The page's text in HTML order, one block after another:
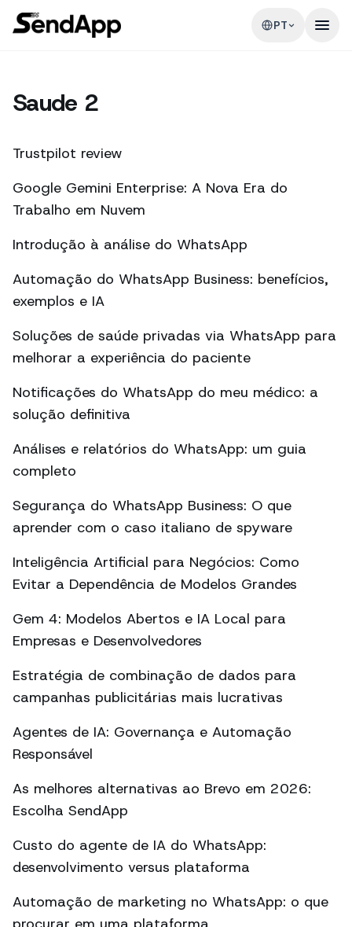
PT
Saude 2
Trustpilot review
Google Gemini Enterprise: A Nova Era do
Trabalho em Nuvem
Introdução à análise do WhatsApp
Automação do WhatsApp Business: benefícios,
exemplos e IA
Soluções de saúde privadas via WhatsApp para
melhorar a experiência do paciente
Notificações do WhatsApp do meu médico: a
solução definitiva
Análises e relatórios do WhatsApp: um guia
completo
Segurança do WhatsApp Business: O que
aprender com o caso italiano de spyware
Inteligência Artificial para Negócios: Como
Evitar a Dependência de Modelos Grandes
Gem 4: Modelos Abertos e IA Local para
Empresas e Desenvolvedores
Estratégia de combinação de dados para
campanhas publicitárias mais lucrativas
Agentes de IA: Governança e Automação
Responsável
As melhores alternativas ao Brevo em 2026:
Escolha SendApp
Custo do agente de IA do WhatsApp:
desenvolvimento versus plataforma
Automação de marketing no WhatsApp: o que